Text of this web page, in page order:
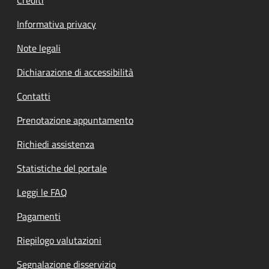
Informativa privacy
Note legali
Dichiarazione di accessibilità
Contatti
Prenotazione appuntamento
Richiedi assistenza
Statistiche del portale
Leggi le FAQ
Pagamenti
Riepilogo valutazioni
Segnalazione disservizio